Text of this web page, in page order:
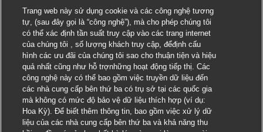
Trang web này sử dụng cookie và các công nghệ tương
tự, (sau đây gọi là “công nghệ”), mà cho phép chúng tôi
có thể xác định tần suất truy cập vào các trang internet
của chúng tôi , số lượng khách truy cập, đểđịnh cấu
hình các ưu đãi của chúng tôi sao cho thuận tiện và hiệu
quả nhất cũng như hỗ trợnhững hoạt động tiếp thị. Các
công nghệ này có thể bao gồm việc truyền dữ liệu đến
các nhà cung cấp bên thứ ba có trụ sở tại các quốc gia
mà không có mức độ bảo vệ dữ liệu thích hợp (ví dụ:
Hoa Kỳ). Để biết thêm thông tin, bao gồm việc xử lý dữ
liệu của các nhà cung cấp bên thứ ba và khả năng thu